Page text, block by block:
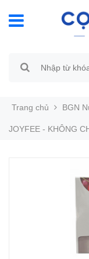
Trang chủ BGN
JOYFEE - KHÔNG